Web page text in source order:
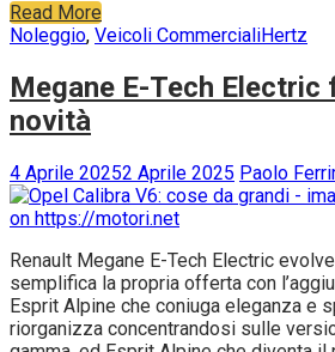
Read More
Noleggio, Veicoli CommercialiHertz
Megane E-Tech Electric
novità
4 Aprile 20252 Aprile 2025 Paolo
Renault Megane E-Tech Electric
semplifica la propria offerta con
Esprit Alpine che coniuga eleganza e
riorganizza concentrandosi sulle